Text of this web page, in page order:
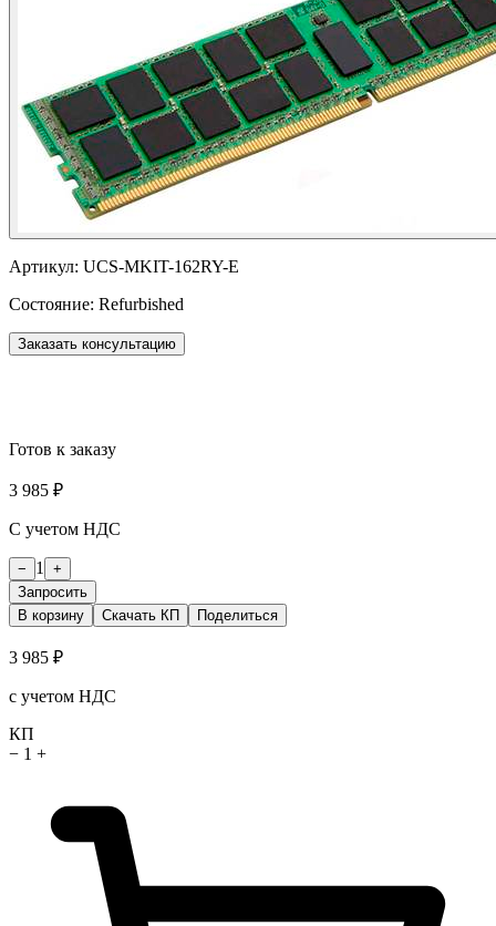
Артикул: UCS-MKIT-162RY-E
Состояние: Refurbished
Заказать консультацию
Готов к заказу
3 985 ₽
С учетом НДС
− 1
+
Запросить
В корзину
Скачать КП Поделиться
3 985 ₽
с учетом НДС
КП
− 1 +